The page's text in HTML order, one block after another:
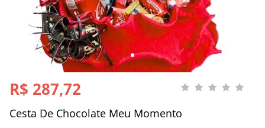
R$ 287,72
Cesta De Chocolate Meu Momento